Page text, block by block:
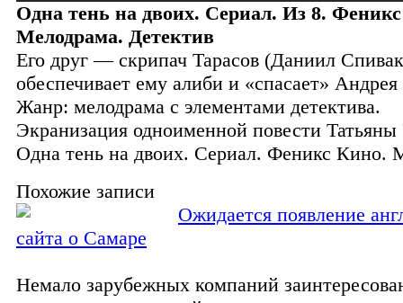
Одна тень на двоих. Сериал. Из 8.
Мелодрама. Детектив
Его друг — скрипач Тарасов (Даниил
обеспечивает ему алиби и «спасает»
Жанр: мелодрама с элементами детектива.
Экранизация одноименной повести
Одна тень на двоих. Сериал. Феникс Кино.
Похожие записи
Ожидается появление
сайта о Самаре
Немало зарубежных компаний